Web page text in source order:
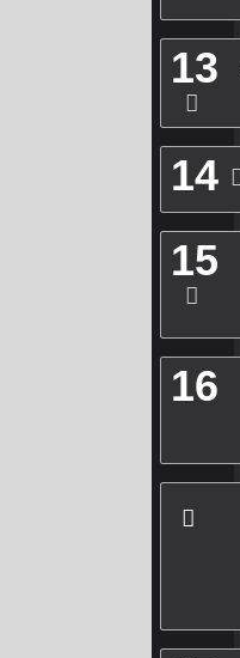
13
14
15
16